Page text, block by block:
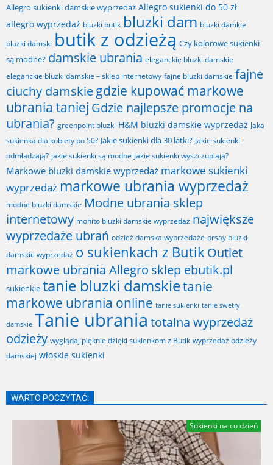
Allegro sukienki damskie wyprzedaż Allegro sukienki do 50 zł
allegro wyprzedaż bluzki butik bluzki dam bluzki damkie
bluzki damski butik z odzieżą Czy kolorowe sukienki
są modne? damskie ubrania eleganckie bluzki damskie
eleganckie bluzki damskie – sklep internetowy fajne bluzki damskie fajne
ciuchy damskiegdzie kupować markowe
ubrania taniej Gdzie najlepsze promocje na
ubrania? greenpoint bluzki H&M bluzki damskie wyprzedaż Jaka
sukienka dla kobiety po 50? Jakie sukienki dla 30 latki? Jakie sukienki
odmładzają? jakie sukienki są modne Jakie sukienki wyszczuplają?
Markowe bluzki damskie wyprzedaż markowe sukienki
wyprzedaż markowe ubrania wyprzedaż
modne bluzki damskie Modne ubrania sklep
internetowy mohito bluzki damskie wyprzedaż największe
wyprzedaże ubrań odzież damska wyprzedaże orsay bluzki
damskie wyprzedaż o sukienkach z Butik Outlet
markowe ubrania Allegro sklep ebutik.pl
sukienkie tanie bluzki damskietanie
markowe ubrania online tanie sukienki tanie swetry
damskie Tanie ubrania totalna wyprzedaż
odzieży wyglądaj pięknie dzięki sukienkom z Butik wyprzedaż odzieży
damskiej włoskie sukienki
WARTO POCZYTAĆ:
Sukienki na co dzień